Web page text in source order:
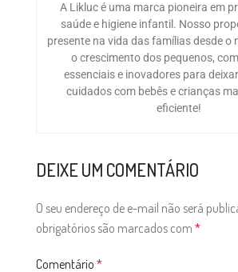
A Likluc é uma marca pioneira em
saúde e higiene infantil. Nosso
presente na vida das famílias desde o
o crescimento dos pequenos,
essenciais e inovadores para
cuidados com bebês e crianças
eficiente!
DEIXE UM COMENTÁRIO
O seu endereço de e-mail não será
obrigatórios são marcados com *
Comentário *